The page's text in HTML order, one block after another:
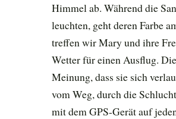
Himmel ab. Während die
leuchten, geht deren Farbe
treffen wir Mary und ihre
Wetter für einen Ausflug.
Meinung, dass sie sich
vom Weg, durch die
mit dem GPS-Gerät auf